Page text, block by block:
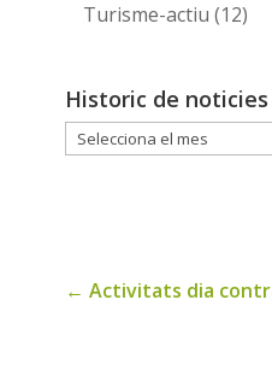
Turisme-actiu (12)
Historic de noticies
Historic
← Activitats dia